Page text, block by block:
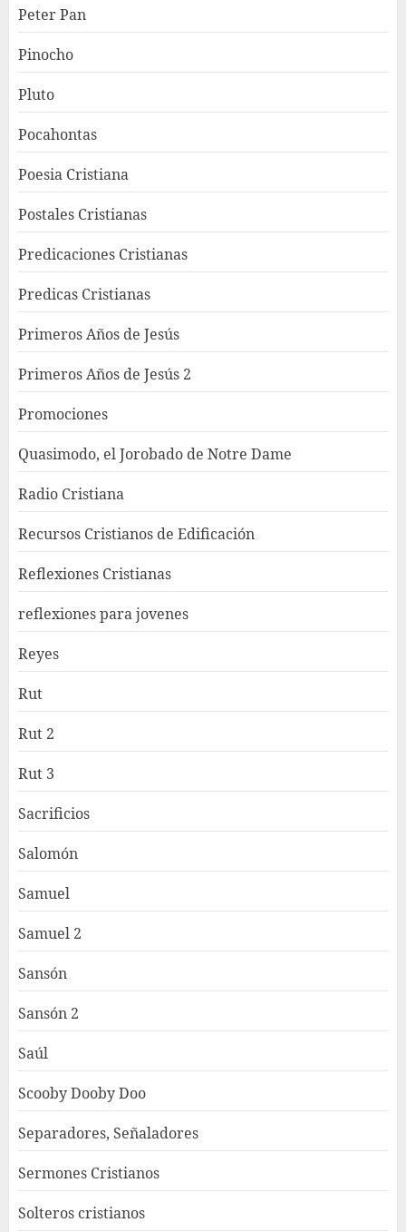
Peter Pan
Pinocho
Pluto
Pocahontas
Poesia Cristiana
Postales Cristianas
Predicaciones Cristianas
Predicas Cristianas
Primeros Años de Jesús
Primeros Años de Jesús 2
Promociones
Quasimodo, el Jorobado de Notre Dame
Radio Cristiana
Recursos Cristianos de Edificación
Reflexiones Cristianas
reflexiones para jovenes
Reyes
Rut
Rut 2
Rut 3
Sacrificios
Salomón
Samuel
Samuel 2
Sansón
Sansón 2
Saúl
Scooby Dooby Doo
Separadores, Señaladores
Sermones Cristianos
Solteros cristianos